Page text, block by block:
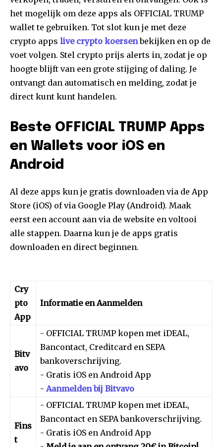
het mogelijk om deze apps als OFFICIAL TRUMP
wallet te gebruiken. Tot slot kun je met deze
crypto apps live crypto koersenbekijken en op de
voet volgen. Stel crypto prijs alerts in, zodat je op
hoogte blijft van een grote stijging of daling. Je
ontvangt dan automatisch en melding, zodat je
direct kunt kunt handelen.
Beste OFFICIAL TRUMP Apps
en Wallets voor iOS en
Android
Al deze apps kun je gratis downloaden via de App
Store (iOS) of via Google Play (Android). Maak
eerst een account aan via de website en voltooi
alle stappen. Daarna kun je de apps gratis
downloaden en direct beginnen.
Cry
pto
App
Informatie en Aanmelden
Bitv
avo
- OFFICIAL TRUMP kopen met iDEAL,
Bancontact, Creditcard en SEPA
bankoverschrijving.
- Gratis iOS en Android App
- Aanmelden bij Bitvavo
Fins
t
- OFFICIAL TRUMP kopen met iDEAL,
Bancontact en SEPA bankoverschrijving.
- Gratis iOS en Android App